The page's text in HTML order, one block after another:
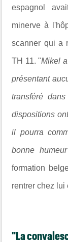
espagnol
minerve à
scanner qui a
TH 11. "Mikel
présentant
transféré
dispositions
il pourra
bonne
formation
rentrer chez lui
"La